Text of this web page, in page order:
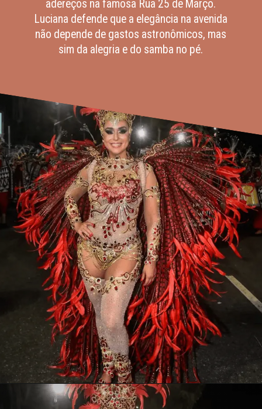
adereços na famosa Rua 25 de Março.
Luciana defende que a elegância na avenida
não depende de gastos astronômicos, mas
sim da alegria e do samba no pé.